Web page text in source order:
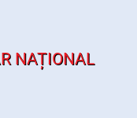
NAȚIONAL